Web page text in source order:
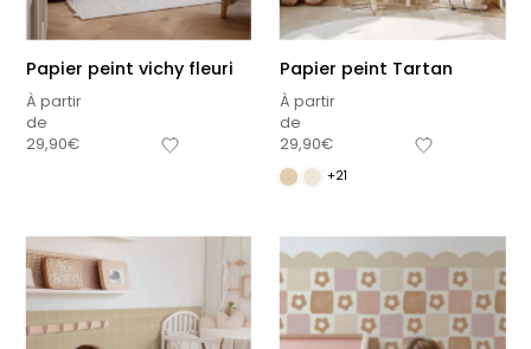
Papier peint vichy fleuri
À partir
de
29,90€
Papier peint Tartan
À partir
de
29,90€
+21